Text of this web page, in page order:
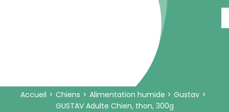
Accueil Chiens Alimentation humide
Gustav
GUSTAV Adulte Chien, thon, 300g